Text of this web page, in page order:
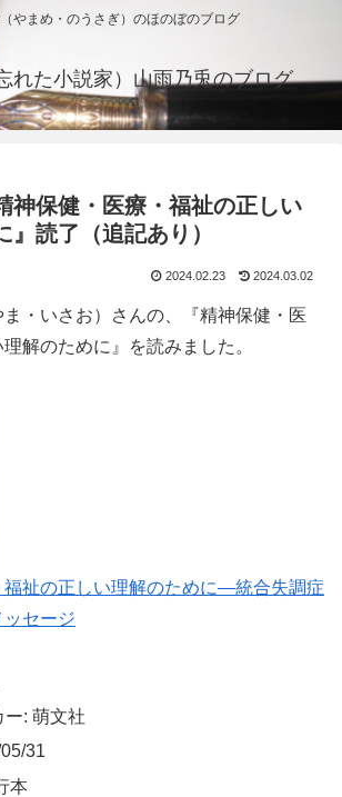
やまめ・のうさぎ）のほのぼのブログ
れた小説家）山雨乃兎のブログ
神保健・医療・福祉の正しい
』読了（追記あり）
2024.02.23 2024.03.02
・いさお）さんの、『精神保健・医
解のために』を読みました。
福祉の正しい理解のために―統合失調症
セージ
ー: 萌文社
31
本